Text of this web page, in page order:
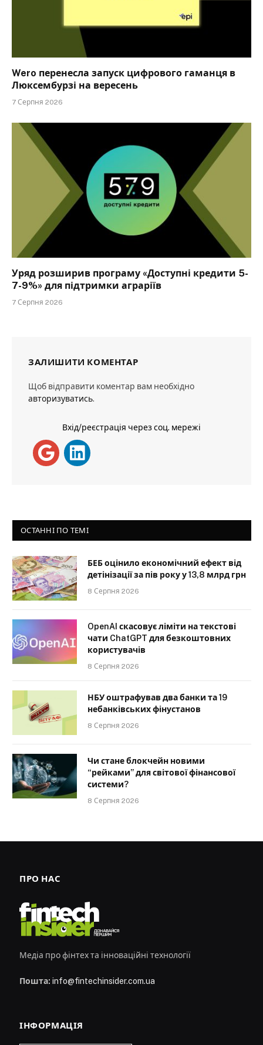
Wero перенесла запуск цифрового гаманця в
Люксембурзі на вересень
7 Серпня 2026
Уряд розширив програму «Доступні кредити 5-
7-9%» для підтримки аграріїв
7 Серпня 2026
ЗАЛИШИТИ КОМЕНТАР
Щоб відправити коментар вам необхідно
авторизуватись.
Вхід/реєстрація через соц. мережі
ОСТАННІ ПО ТЕМІ
БЕБ оцінило економічний ефект від
детінізації за пів року у 13,8 млрд грн
8 Серпня 2026
OpenAI скасовує ліміти на текстові
чати ChatGPT для безкоштовних
користувачів
8 Серпня 2026
НБУ оштрафував два банки та 19
небанківських фінустанов
8 Серпня 2026
Чи стане блокчейн новими
“рейками” для світової фінансової
системи?
8 Серпня 2026
ПРО НАС
Медіа про фінтех та інноваційні технології
Пошта: info@fintechinsider.com.ua
ІНФОРМАЦІЯ